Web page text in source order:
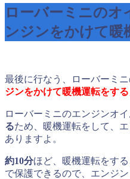
ローバーミニの
ンジンをかけて暖
最後に行なう、ローバーミ
ジンをかけて暖機運転をする
ローバーミニのエンジンオ
るため、暖機運転をして、
ありますよ。
約10分ほど、暖機運転をす
で保護できるので、エンジ